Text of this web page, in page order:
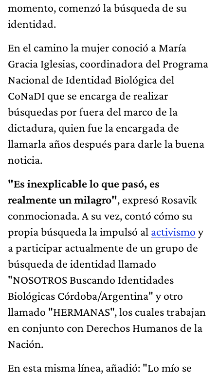
momento, comenzó la búsqueda de su
identidad.
En el camino la mujer conoció a María
Gracia Iglesias, coordinadora del Programa
Nacional de Identidad Biológica del
CoNaDI que se encarga de realizar
búsquedas por fuera del marco de la
dictadura, quien fue la encargada de
llamarla años después para darle la buena
noticia.
"Es inexplicable lo que pasó, es
realmente un milagro", expresó Rosavik
conmocionada. A su vez, contó cómo su
propia búsqueda la impulsó al activismo y
a participar actualmente de un grupo de
búsqueda de identidad llamado
"NOSOTROS Buscando Identidades
Biológicas Córdoba/Argentina" y otro
llamado "HERMANAS", los cuales trabajan
en conjunto con Derechos Humanos de la
Nación.
En esta misma línea, añadió: "Lo mío se